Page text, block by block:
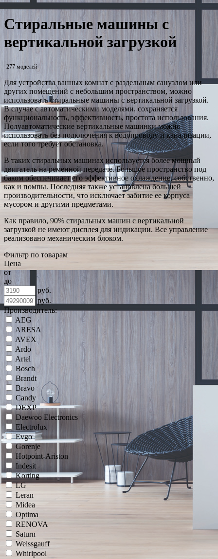
Стиральные машины с
вертикальной загрузкой
277 моделей
Для устройства ванных комнат с раздельным санузлом или
других помещений с небольшим пространством, можно
использовать стиральные машины с вертикальной загрузкой.
В случае с автоматическими моделями, сохраняется
функциональность, эффективность, простота использования.
Полуавтоматические вертикальные машинки можно
использовать без подключения к водопроводу и канализации,
если того требует обстановка.
В таких стиральных машинах используется более мощный
двигатель на ременной передаче. Большое пространство под
баком обеспечивает его эффективное охлаждение, собственно,
как и помпы. Последняя также установлена большей
производительности, что исключает забитие ее корпуса
мусором и другими предметами.
Как правило, 90% стиральных машин с вертикальной
загрузкой не имеют дисплея для индикации. Все управление
реализовано механическим блоком.
Фильтр по товарам
Цена
от
до
руб.
руб.
Производитель:
AEG
ARESA
AVEX
Ardo
Artel
Bosch
Brandt
Bravo
Candy
DEXP
Daewoo Electronics
Electrolux
Evgo
Gorenje
Hotpoint-Ariston
Indesit
Korting
LG
Leran
Midea
Optima
RENOVA
Saturn
Weissgauff
Whirlpool